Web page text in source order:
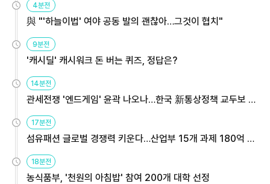
4분전
與 "'하늘이법' 여야 공동 발의 괜찮아…그것이 협치"
9분전
'캐시딜' 캐시워크 돈 버는 퀴즈, 정답은?
14분전
관세전쟁 '엔드게임' 윤곽 나오나…한국 新통상정책 교두보 활
17분전
섬유패션 글로벌 경쟁력 키운다…산업부 15개 과제 180억 지
18분전
농식품부, '천원의 아침밥' 참여 200개 대학 선정